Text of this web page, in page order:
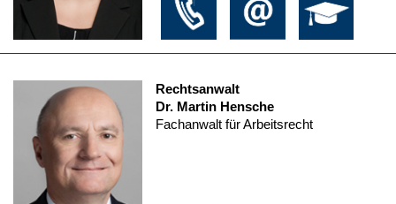
Rechtsanwalt
Dr. Martin Hensche
Fachanwalt für Arbeitsrecht